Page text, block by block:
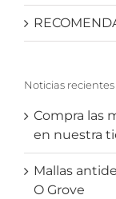
Noticias recientes
Compra las
en nuestra
Mallas
O Grove